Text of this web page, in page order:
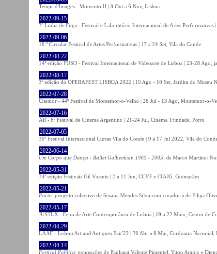
Temps d'Images - Momento II | 8 Out a 6 Nov, Lisboa
2022-09-15
3º Linha de Fuga - Festival e Laboratório Internacional de Artes Performativas
2022-09-06
18.º Circular Festival de Artes Performativas | 17 a 24 Set, Vila do Conde
2022-08-22
14ª edição FUSO - Festival Internacional de Videoarte de Lisboa | 23-28 Ago,
2022-08-17
3ª edição do OPERAFEST LISBOA 2022 | 19 Ago - 10 Set, Jardim do Museu
2022-07-28
Citemor - 44º Festival de Montemor-o-Velho | 28 Jul - 13 Ago, Montemor-o-
2022-07-16
AR - 6ª Festival de Cinema Argentino | 21-24 Jul, Cinema Trindade, Porto
2022-07-05
30º Festival Internacional Curtas Vila do Conde | 9 a 17 Jul 2022, Vila do
2022-06-14
Um Corpo que Dança - Ballet Gulbenkian 1965 - 2005 , de Marco Martins |
2022-05-31
34ª edição Festivais Gil Vicente | 2 a 11 Jun, CCVF e CIAJG, Guimarães
2022-05-21
Pacto: projecto colectivo de Susana Mendes Silva com curadoria de Filipa
2022-05-17
JUSTLX - Feira de Arte Contemporânea de Lisboa | 19 a 22 Maio, Centro de
2022-04-29
LAAF - Lisbon Art and Antiques Fair'22 | 30 Abr a 8 Mai, Cordoaria Nacional,
2022-04-14
Festival Política: exposições de Pauliana Valente Pimentel, Viton Araújo e